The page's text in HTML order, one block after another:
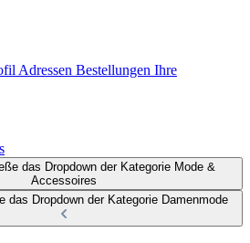
Adressen Bestellungen Ihre
das Dropdown der Kategorie Mode &
Accessoires
das Dropdown der Kategorie Damenmode